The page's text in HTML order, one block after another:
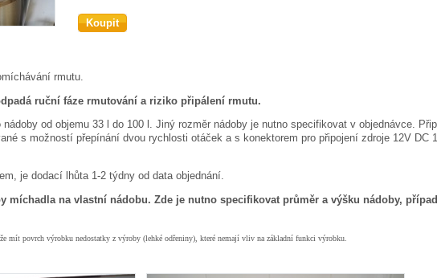
Koupit
rmutu.
ruční fáze rmutování a riziko připálení rmutu.
nádoby od objemu 33 l do 100 l. Jiný rozměr nádoby je nutno specifikovat v objednávce.
s možností přepínání dvou rychlosti otáček a s konektorem pro připojení zdroje 12V DC
je dodací lhůta 1-2 týdny od data objednání.
míchadla na vlastní nádobu. Zde je nutno specifikovat průměr a výšku nádoby,
mít povrch výrobku nedostatky z výroby (lehké odřeniny), které nemají vliv na základní funkci výrobku.